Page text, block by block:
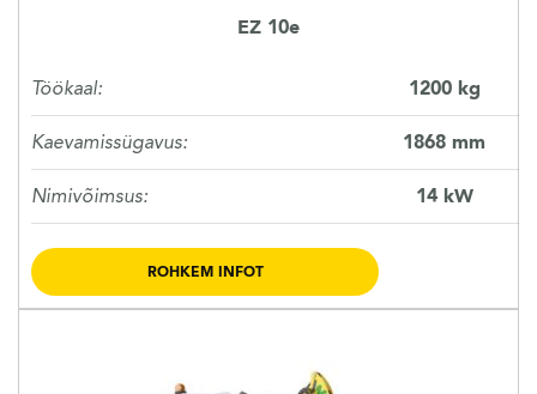
EZ 10e
Töökaal: 1200 kg
Kaevamissügavus: 1868 mm
Nimivõimsus: 14 kW
ROHKEM INFOT